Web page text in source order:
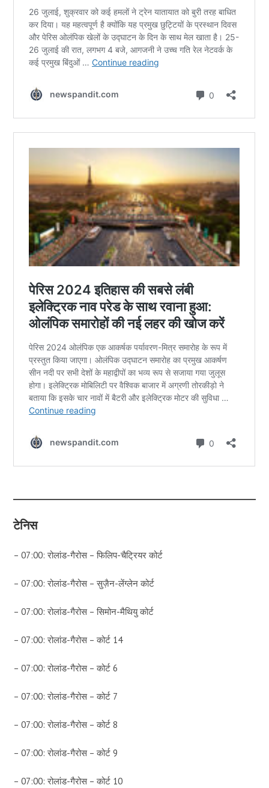
टेनिस
– 07:00: रोलांड-गैरोस – फिलिप-चैट्रियर कोर्ट
– 07:00: रोलांड-गैरोस – सुज़ैन-लेंग्लेन कोर्ट
– 07:00: रोलांड-गैरोस – सिमोन-मैथियु कोर्ट
– 07:00: रोलांड-गैरोस – कोर्ट 14
– 07:00: रोलांड-गैरोस – कोर्ट 6
– 07:00: रोलांड-गैरोस – कोर्ट 7
– 07:00: रोलांड-गैरोस – कोर्ट 8
– 07:00: रोलांड-गैरोस – कोर्ट 9
– 07:00: रोलांड-गैरोस – कोर्ट 10